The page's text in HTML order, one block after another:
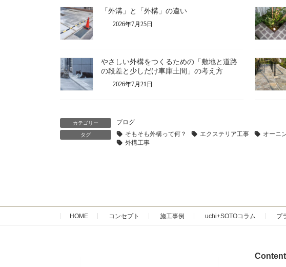
「外溝」と「外構」の違い
2026年7月25日
やさしい外構をつくるための「敷地と道路
の段差と少しだけ車庫土間」の考え方
2026年7月21日
カテゴリー ブログ
タグ そもそも外構って何？ エクステリア工事 オーニ
外構工事
HOME コンセプト 施工事例 uchi+SOTOコラム プ